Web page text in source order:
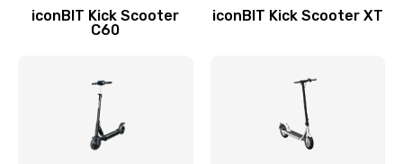
iconBIT Kick Scooter
C60
iconBIT Kick Scooter XT